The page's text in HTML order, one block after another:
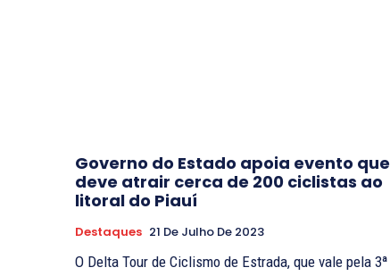
Governo do Estado apoia evento que
deve atrair cerca de 200 ciclistas ao
litoral do Piauí
Destaques 21 De Julho De 2023
O Delta Tour de Ciclismo de Estrada, que vale pela 3ª